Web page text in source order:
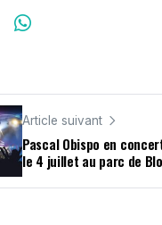
Article suivant
Pascal Obispo en
le 4 juillet au parc de